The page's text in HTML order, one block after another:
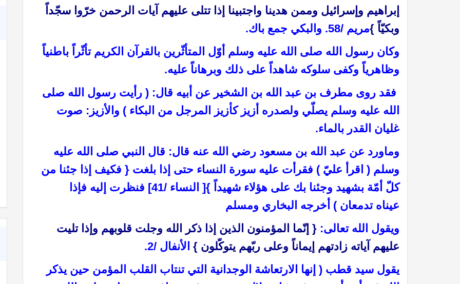
إبراهيم وإسرائيل وممن هدينا واجتبينا إذا تتلى عليهم آيات الرحمن خرّوا سجّداً
وبكيّاً }مريم /58. والبكي جمع باك.
وكان رسول الله صلى الله عليه وسلم أوّل المتأثّرين بالقرآن الكريم تأثّراً باطنياً
وظاهرياً وكفى سلوكه شاهداً على ذلك وبرهاناً عليه.
فقد روى مطرف بن عبد الله بن الشخير عن أبيه قال: ( رأيت رسول الله صلى
الله عليه وسلم يصلّي ولصدره أزيز كأزيز المرجل من البكاء ) والأزيز: صوت
غليان القدر بالماء.
وماورد عن عبد الله بن مسعود رضي الله عنه قال: قال النبي صلى الله عليه
وسلم ( اقرأ عليّ ) فقرأت عليه سورة النساء حتى إذا بلغت { فكيف إذا جئنا من
كلّ أمّة بشهيد وجئنا بك على هؤلاء شهيداً }[ النساء /41] فنظرت إليه فإذا
عيناه تدمعان ) أخرجه البخاري ومسلم
ويقول الله تعالى: { إنّما المؤمنون الذين إذا ذكر الله وجلت قلوبهم وإذا تليت
عليهم آياته زادتهم إيماناً وعلى ربّهم يتوكّلون } الأنفال /2.
يقول سيد قطب ( إنها الارتعاشة الوجدانية التي تنتاب القلب المؤمن حين يذكر
على كثير ممن لبس الثياب أوباما من صحابة الرسول ؟؟!! كبسولة بالأذن